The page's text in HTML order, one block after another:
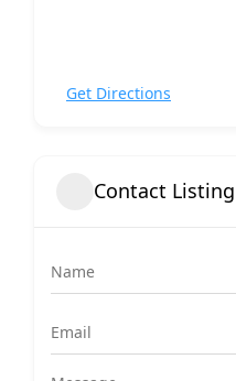
Get Directions
Contact